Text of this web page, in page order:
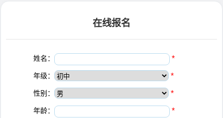
在线报名
姓名： *
年级： *
性别： *
年龄： *